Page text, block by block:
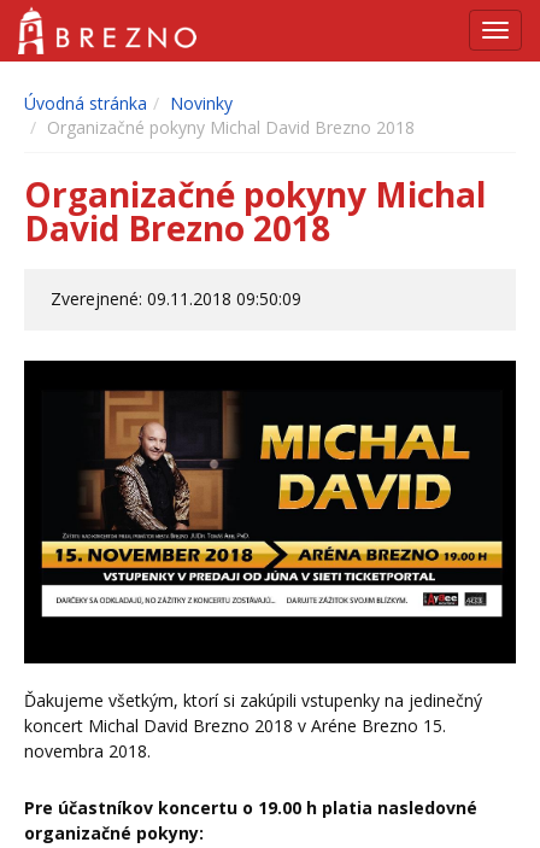
Úvodná stránka
Novinky
Organizačné pokyny Michal David Brezno 2018
Organizačné pokyny Michal
David Brezno 2018
Zverejnené: 09.11.2018 09:50:09
Ďakujeme všetkým, ktorí si zakúpili vstupenky na jedinečný
koncert Michal David Brezno 2018 v Aréne Brezno 15.
novembra 2018.
Pre účastníkov koncertu o 19.00 h platia nasledovné
organizačné pokyny: